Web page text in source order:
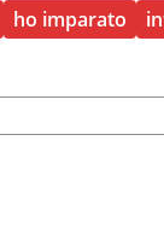
ho imparato